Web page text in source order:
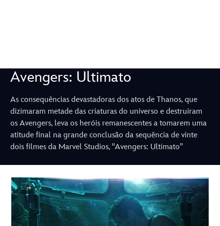
Avengers: Ultimato
As consequências devastadoras dos atos de Thanos, que
dizimaram metade das criaturas do universo e destruíram
os Avengers, leva os heróis remanescentes a tomarem uma
atitude final na grande conclusão da sequência de vinte
dois filmes da Marvel Studios, "Avengers: Ultimato”